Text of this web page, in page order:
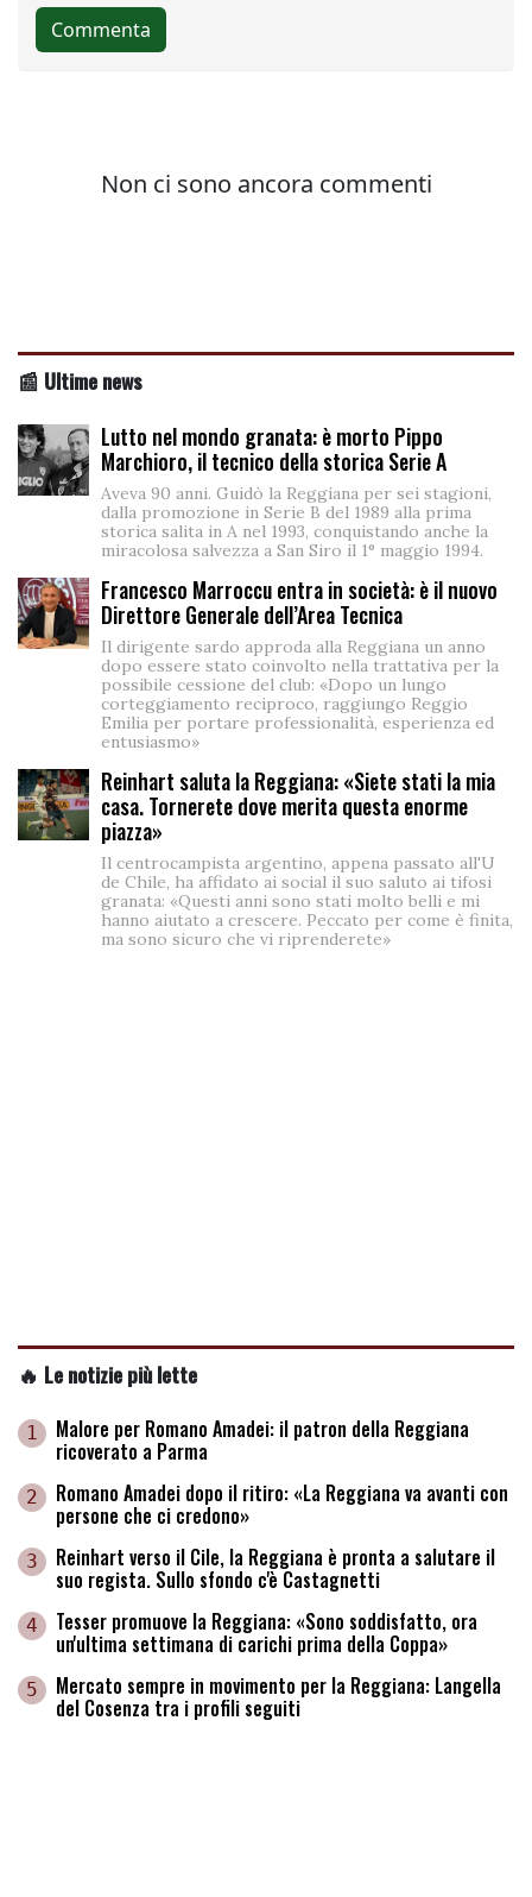
📰 Ultime news
Lutto nel mondo granata: è morto Pippo
Marchioro, il tecnico della storica Serie A
Aveva 90 anni. Guidò la Reggiana per sei stagioni,
dalla promozione in Serie B del 1989 alla prima
storica salita in A nel 1993, conquistando anche la
miracolosa salvezza a San Siro il 1° maggio 1994.
Francesco Marroccu entra in società: è il nuovo
Direttore Generale dell’Area Tecnica
Il dirigente sardo approda alla Reggiana un anno
dopo essere stato coinvolto nella trattativa per la
possibile cessione del club: «Dopo un lungo
corteggiamento reciproco, raggiungo Reggio
Emilia per portare professionalità, esperienza ed
entusiasmo»
Reinhart saluta la Reggiana: «Siete stati la mia
casa. Tornerete dove merita questa enorme
piazza»
Il centrocampista argentino, appena passato all'U
de Chile, ha affidato ai social il suo saluto ai tifosi
granata: «Questi anni sono stati molto belli e mi
hanno aiutato a crescere. Peccato per come è finita,
ma sono sicuro che vi riprenderete»
🔥 Le notizie più lette
1 Malore per Romano Amadei: il patron della Reggiana
ricoverato a Parma
2 Romano Amadei dopo il ritiro: «La Reggiana va avanti con
persone che ci credono»
3 Reinhart verso il Cile, la Reggiana è pronta a salutare il
suo regista. Sullo sfondo c'è Castagnetti
4 Tesser promuove la Reggiana: «Sono soddisfatto, ora
un'ultima settimana di carichi prima della Coppa»
5 Mercato sempre in movimento per la Reggiana: Langella
del Cosenza tra i profili seguiti